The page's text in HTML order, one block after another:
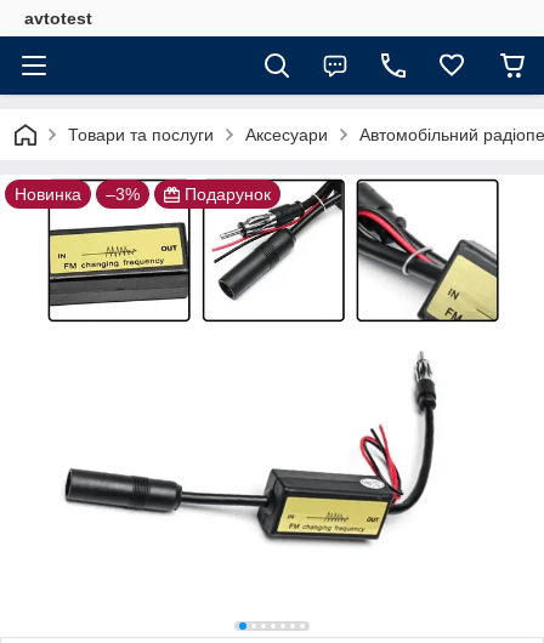
avtotest
Товари та послуги Аксесуари Автомобільний
Новинка –3% Подарунок